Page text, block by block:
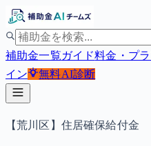
補助金一覧ガイド料金・プ
イン
無料AI診断
【荒川区】住居確保給付金